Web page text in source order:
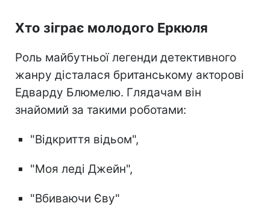
Хто зіграє молодого Еркюля
Роль майбутньої легенди детективного
жанру дісталася британському акторові
Едварду Блюмелю. Глядачам він
знайомий за такими роботами:
"Відкриття відьом",
"Моя леді Джейн",
"Вбиваючи Єву"